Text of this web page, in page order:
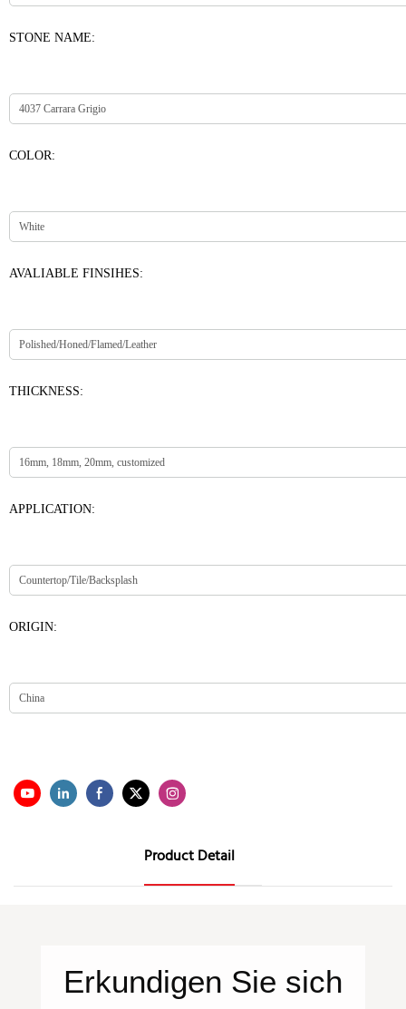
STONE NAME:
COLOR:
AVALIABLE FINSIHES:
THICKNESS:
APPLICATION:
ORIGIN:
Product Detail
Erkundigen Sie sich